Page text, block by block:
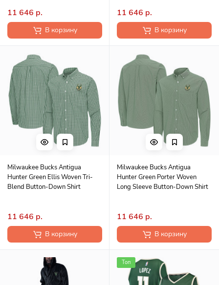
11 646 р.
В корзину
11 646 р.
В корзину
Milwaukee Bucks Antigua
Hunter Green Ellis Woven Tri-
Blend Button-Down Shirt
11 646 р.
В корзину
Milwaukee Bucks Antigua
Hunter Green Porter Woven
Long Sleeve Button-Down Shirt
11 646 р.
В корзину
Топ